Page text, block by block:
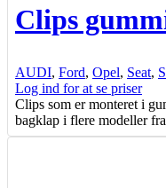
Clips
AUDI, Ford, Opel, Seat,
Log ind for at se priser
Clips som er monteret i
bagklap i flere modeller